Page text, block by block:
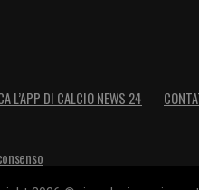
L’APP DI CALCIO NEWS 24